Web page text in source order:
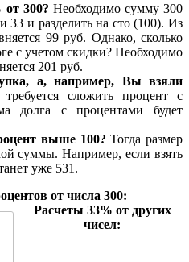
от 300? Необходимо сумму 300
33 и разделить на сто (100). Из
99 руб. Однако, сколько
с учетом скидки? Необходимо
201 руб.
а, например, Вы взяли
сложить процент с
долга с процентами будет
выше 100? Тогда размер
суммы. Например, если взять
уже 531.
от числа 300:
Расчеты 33% от других
чисел: